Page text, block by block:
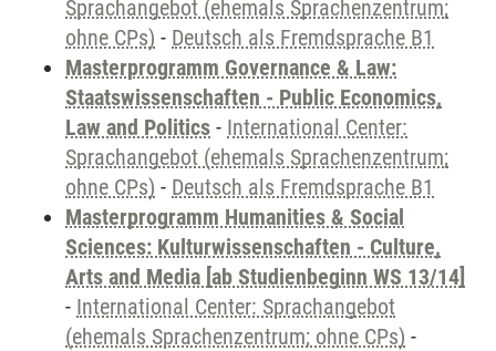
Sprachangebot (ehemals Sprachenzentrum;
ohne CPs) - Deutsch als Fremdsprache B1
Masterprogramm Governance & Law:
Staatswissenschaften - Public Economics,
Law and Politics - International Center:
Sprachangebot (ehemals Sprachenzentrum;
ohne CPs) - Deutsch als Fremdsprache B1
Masterprogramm Humanities & Social
Sciences: Kulturwissenschaften - Culture,
Arts and Media [ab Studienbeginn WS 13/14]
- International Center: Sprachangebot
(ehemals Sprachenzentrum; ohne CPs) -